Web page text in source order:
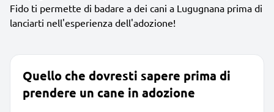
Fido ti permette di badare a dei cani a Lugugnana prima di
lanciarti nell'esperienza dell'adozione!
Quello che dovresti sapere prima di
prendere un cane in adozione